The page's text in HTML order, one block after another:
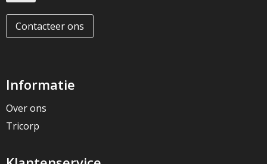
Contacteer ons
Informatie
Over ons
Tricorp